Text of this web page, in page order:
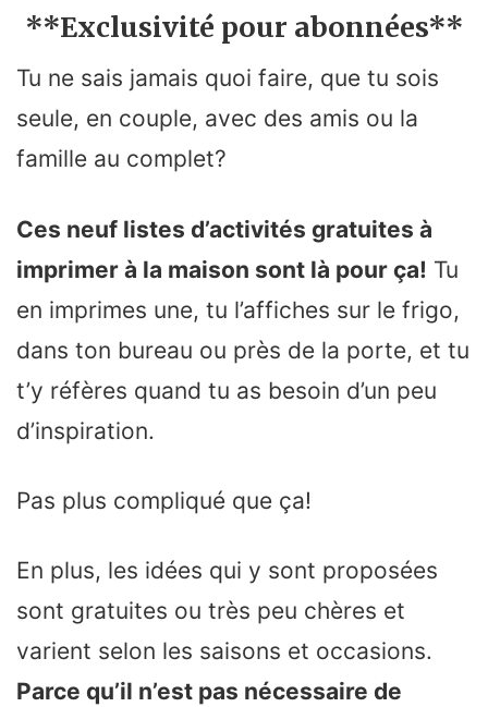
**Exclusivité pour abonnées**
Tu ne sais jamais quoi faire, que tu sois
seule, en couple, avec des amis ou la
famille au complet?
Ces neuf listes d’activités gratuites à
imprimer à la maison sont là pour ça! Tu
en imprimes une, tu l’affiches sur le frigo,
dans ton bureau ou près de la porte, et tu
t’y réfères quand tu as besoin d’un peu
d’inspiration.
Pas plus compliqué que ça!
En plus, les idées qui y sont proposées
sont gratuites ou très peu chères et
varient selon les saisons et occasions.
Parce qu’il n’est pas nécessaire de